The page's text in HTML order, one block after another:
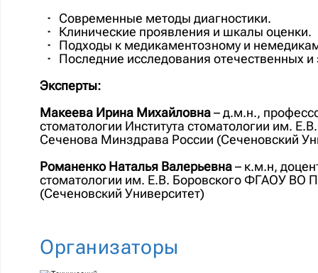
Современные методы диагностики.
Клинические проявления и шкалы оценки.
Подходы к медикаментозному и
Последние исследования отечественных
Эксперты:
Макеева Ирина Михайловна– д.м.н.,
стоматологии Института стоматологии им.
Сеченова Минздрава России (Сеченовский
Романенко Наталья Валерьевна– к.м.н,
стоматологии им. Е.В. Боровского ФГАОУ
(Сеченовский Университет)
Организаторы